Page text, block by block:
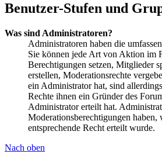
Benutzer-Stufen und
Was sind Administratoren?
Administratoren haben die
Sie können jede Art von Aktion im
Berechtigungen setzen, Mitglieder
erstellen, Moderationsrechte
ein Administrator hat, sind
Rechte ihnen ein Gründer des
Administrator erteilt hat.
Moderationsberechtigungen haben,
entsprechende Recht erteilt wurde.
Nach oben